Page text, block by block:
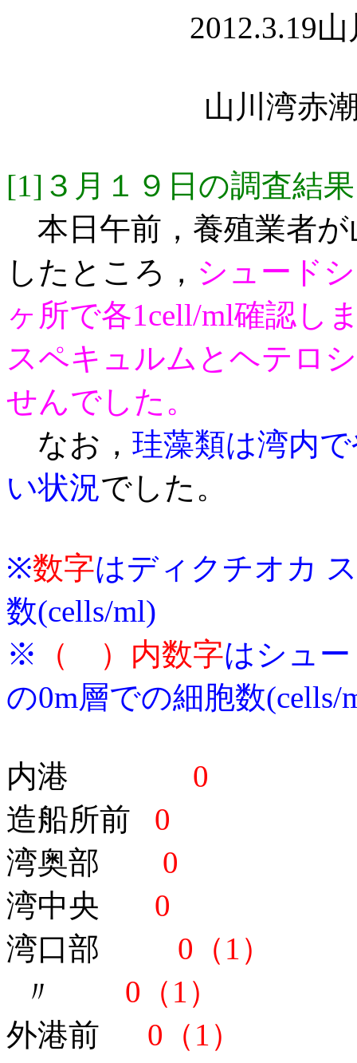
2012.3.19
山川湾赤
[1]３月１９日の調査結果
本日午前，養殖業者が
したところ， シュード
ヶ所で各1cell/ml確認し
スペキュルムとヘテ ロ
せんでした。
なお， 珪藻類は湾内
い状況でした。
※数字はディクチオカ
数(cells/ml)
※
（ ）内数字はシュ
の0m層での細胞数(cells/
内港 0
造船所前 0
湾奥部 0
湾中央 0
湾口部 0（1）
〃 0（1）
外港前 0（1）